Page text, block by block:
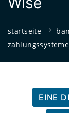
startseite
zahlungssysteme
EINE